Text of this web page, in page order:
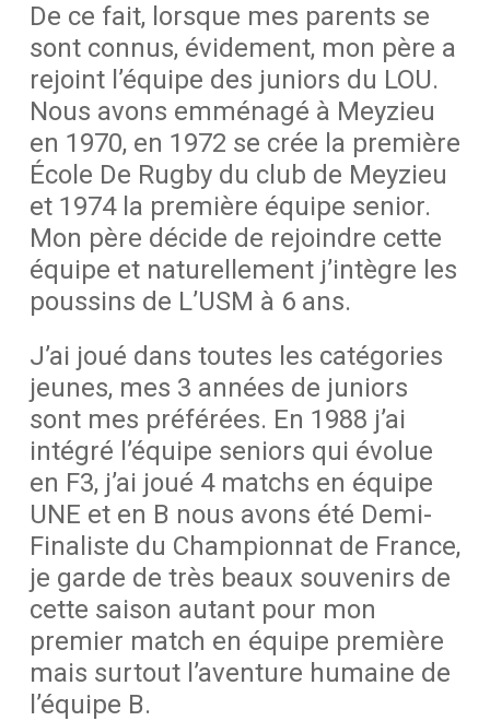
De ce fait, lorsque mes parents se
sont connus, évidement, mon père a
rejoint l’équipe des juniors du LOU.
Nous avons emménagé à Meyzieu
en 1970, en 1972 se crée la première
École De Rugby du club de Meyzieu
et 1974 la première équipe senior.
Mon père décide de rejoindre cette
équipe et naturellement j’intègre les
poussins de L’USM à 6 ans.
J’ai joué dans toutes les catégories
jeunes, mes 3 années de juniors
sont mes préférées. En 1988 j’ai
intégré l’équipe seniors qui évolue
en F3, j’ai joué 4 matchs en équipe
UNE et en B nous avons été Demi-
Finaliste du Championnat de France,
je garde de très beaux souvenirs de
cette saison autant pour mon
premier match en équipe première
mais surtout l’aventure humaine de
l’équipe B.